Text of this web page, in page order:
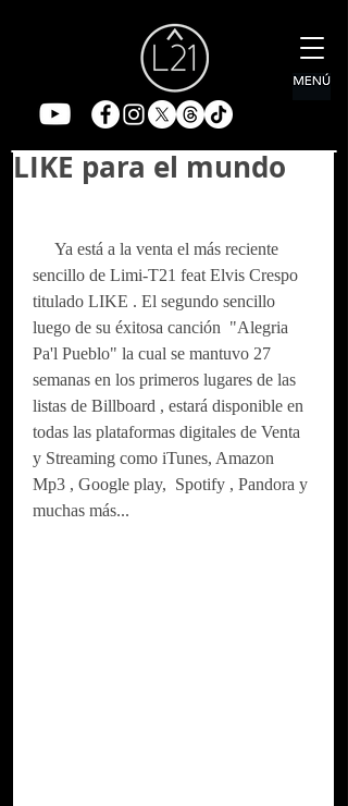
LIKE para el mundo
sencillo de Limi-T21 feat Elvis Crespo
titulado LIKE . El segundo sencillo
luego de su éxitosa canción  "Alegria
Pa'l Pueblo" la cual se mantuvo 27
semanas en los primeros lugares de las
listas de Billboard , estará disponible en
todas las plataformas digitales de Venta
y Streaming como iTunes, Amazon
Mp3 , Google play,  Spotify , Pandora y
muchas más...